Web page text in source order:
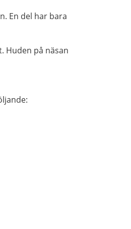
En del har bara
Huden på näsan